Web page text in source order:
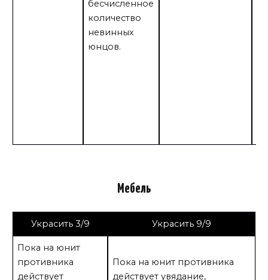
бесчисленное
количество
невинных
юнцов.
Мебель
Украсить 3/9 Украсить 9/9
Пока на юнит
противника
действует
Пока на юнит противника
действует увядание,